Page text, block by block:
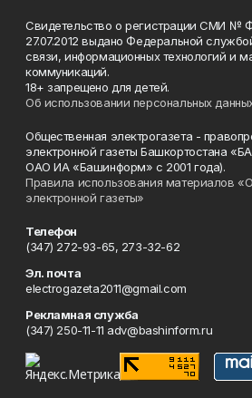
Свидетельство о регистрации СМИ №
27.07.2012 выдано Федеральной
связи, информационных технологий и
коммуникаций.
18+ запрещено для детей.
Об использовании персональных
Общественная электрогазета -
электронной газеты Башкортостана
ОАО ИА «Башинформ» с 2001 года).
Правила использования материалов
электронной газеты»
Телефон
(347) 272-93-65, 273-32-62
Эл. почта
electrogazeta2011@gmail.com
Рекламная служба
(347) 250-11-11 adv@bashinform.ru